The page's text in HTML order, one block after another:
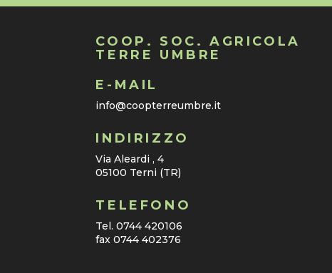
COOP. SOC. AGRICOLA
TERRE UMBRE
E-MAIL
info@coopterreumbre.it
INDIRIZZO
Via Aleardi , 4
05100 Terni (TR)
TELEFONO
Tel. 0744 420106
fax 0744 402376